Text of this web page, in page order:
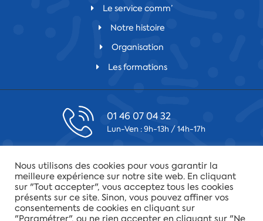
Le service comm’
Notre histoire
Organisation
Les formations
01 46 07 04 32
Lun-Ven : 9h-13h / 14h-17h
Laissez-nous un message
75019 Paris
34 quai de la Loire
Nous utilisons des cookies pour vous garantir la
meilleure expérience sur notre site web. En cliquant
sur "Tout accepter", vous acceptez tous les cookies
présents sur ce site. Sinon, vous pouvez affiner vos
consentements de cookies en cliquant sur
"Paramétrer", ou ne rien accepter en cliquant sur "Ne